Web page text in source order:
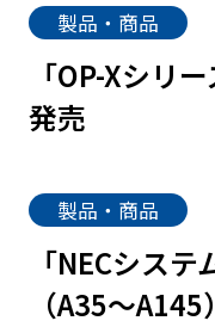
製品・商品
「OP-Xシリ
発売
製品・商品
「NECシス
（A35～